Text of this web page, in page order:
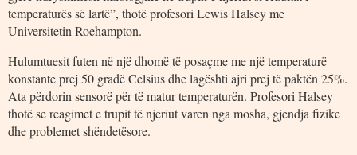
temperaturës së lartë”, thotë profesori Lewis Halsey me
Universitetin Roehampton.
Hulumtuesit futen në një dhomë të posaçme me një temperaturë
konstante prej 50 gradë Celsius dhe lagështi ajri prej të paktën 25%.
Ata përdorin sensorë për të matur temperaturën. Profesori Halsey
thotë se reagimet e trupit të njeriut varen nga mosha, gjendja fizike
dhe problemet shëndetësore.